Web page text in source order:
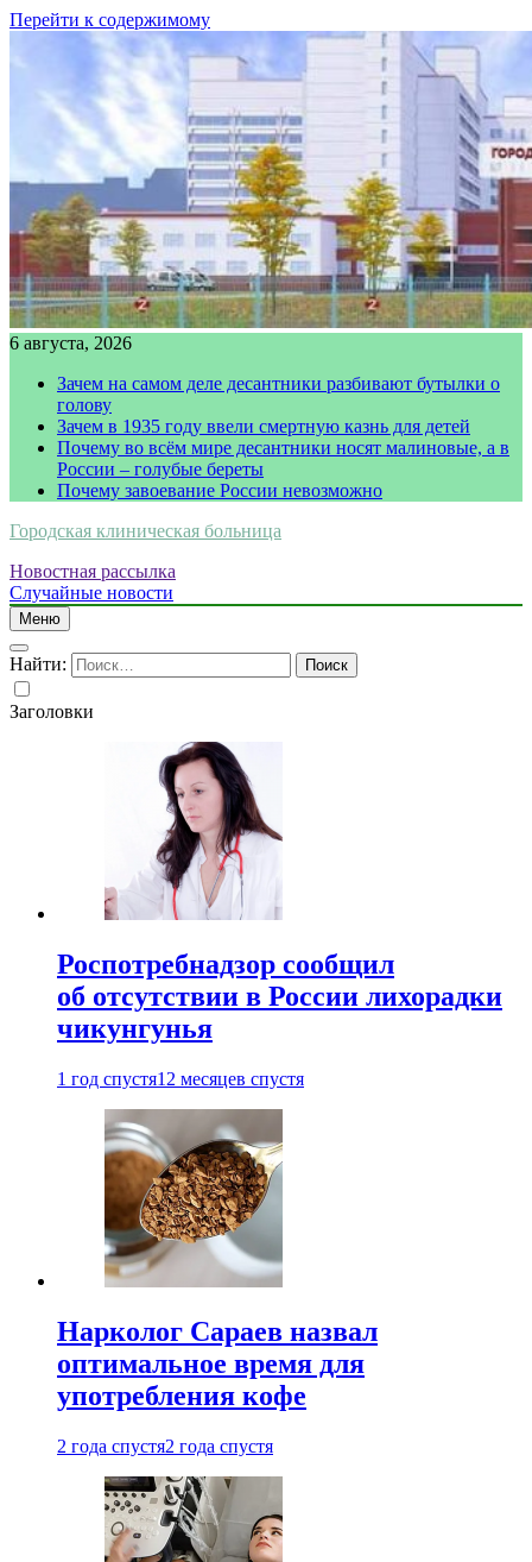
Перейти к содержимому
6 августа, 2026
Зачем на самом деле десантники разбивают бутылки о
голову
Зачем в 1935 году ввели смертную казнь для детей
Почему во всём мире десантники носят малиновые, а в
России – голубые береты
Почему завоевание России невозможно
Городская клиническая больница
Новостная рассылка
Случайные новости
Меню
Найти:
Заголовки
Роспотребнадзор сообщил
об отсутствии в России лихорадки
чикунгунья
1 год спустя12 месяцев спустя
Нарколог Сараев назвал
оптимальное время для
употребления кофе
2 года спустя2 года спустя